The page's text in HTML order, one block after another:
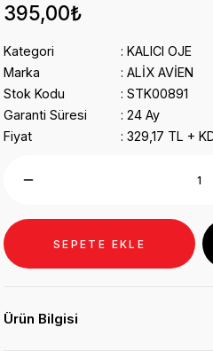
395,00₺
Kategori
KALICI OJE
Marka
ALİX AVİEN
Stok Kodu
STK00891
Garanti Süresi
24 Ay
Fiyat
329,17 TL +
SEPETE EKLE
Ürün Bilgisi